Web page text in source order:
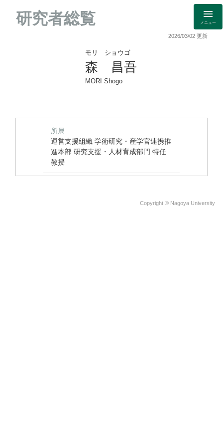
研究者総覧 メニュー
2026/03/02 更新
モリ ショウゴ
森 昌吾
MORI Shogo
所属
運営支援組織 学術研究・産学官連携推
進本部 研究支援・人材育成部門 特任
教授
Copyright © Nagoya University